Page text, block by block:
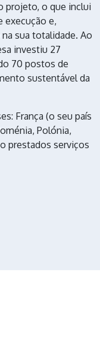
projeto, o que inclui
execução e,
sua totalidade. Ao
investiu 27
70 postos de
sustentável da
França (o seu país
Polónia,
prestados serviços